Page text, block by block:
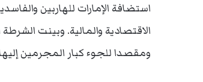
استضافة الإمارات للهاربين
الاقتصادية والمالية. وبينت الشرطة
ومقصدا للجوء كبار المجرمين